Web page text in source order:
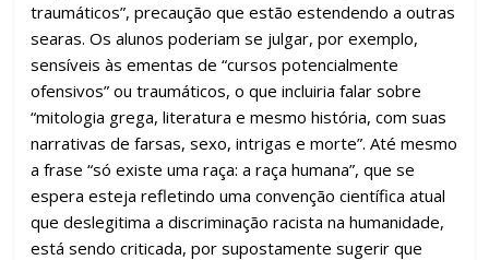
traumáticos”, precaução que estão estendendo a outras
searas. Os alunos poderiam se julgar, por exemplo,
sensíveis às ementas de “cursos potencialmente
ofensivos” ou traumáticos, o que incluiria falar sobre
“mitologia grega, literatura e mesmo história, com suas
narrativas de farsas, sexo, intrigas e morte”. Até mesmo
a frase “só existe uma raça: a raça humana”, que se
espera esteja refletindo uma convenção científica atual
que deslegitima a discriminação racista na humanidade,
está sendo criticada, por supostamente sugerir que